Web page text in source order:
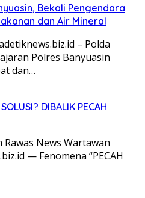
Bekali Pengendara
dan Air Mineral
– Polda
Polres Banyuasin
dan…
DIBALIK PECAH
News Wartawan
— Fenomena “PECAH